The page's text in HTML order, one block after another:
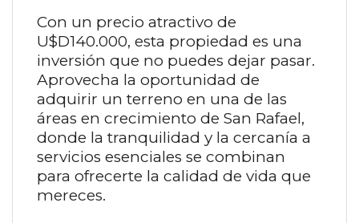
Con un precio atractivo de
U$D140.000, esta propiedad es una
inversión que no puedes dejar pasar.
Aprovecha la oportunidad de
adquirir un terreno en una de las
áreas en crecimiento de San Rafael,
donde la tranquilidad y la cercanía a
servicios esenciales se combinan
para ofrecerte la calidad de vida que
mereces.